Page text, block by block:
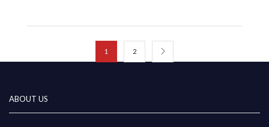
1 2
ABOUT US